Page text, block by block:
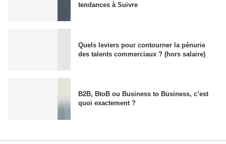
tendances à Suivre
Quels leviers pour contourner la pénurie
des talents commerciaux ? (hors salaire)
B2B, BtoB ou Business to Business, c’est
quoi exactement ?